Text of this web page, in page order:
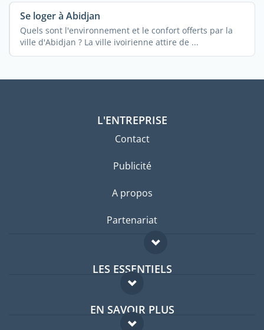
Se loger à Abidjan
Quels sont l'environnement et le confort offerts par la
ville d'Abidjan ? La ville ivoirienne attire de ...
L'ENTREPRISE
Contact
Publicité
A propos
Partenariat
LES ESSENTIELS
Forum expatriés
Guides pays
EN SAVOIR PLUS